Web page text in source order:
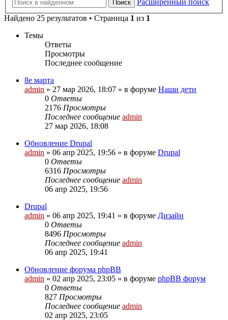
Поиск
Найдено 25 результатов • Страница 1 из 1
Темы
Ответы
Просмотры
Последнее сообщение
8е марта
admin » 27 мар 2026, 18:07 » в форуме Наши дети
0 Ответы
2176 Просмотры
Последнее сообщение admin
27 мар 2026, 18:08
Обновление Drupal
admin » 06 апр 2025, 19:56 » в форуме Drupal
0 Ответы
6316 Просмотры
Последнее сообщение admin
06 апр 2025, 19:56
Drupal
admin » 06 апр 2025, 19:41 » в форуме Дизайн
0 Ответы
8496 Просмотры
Последнее сообщение admin
06 апр 2025, 19:41
Обновление форума phpBB
admin » 02 апр 2025, 23:05 » в форуме phpBB форум
0 Ответы
827 Просмотры
Последнее сообщение admin
02 апр 2025, 23:05